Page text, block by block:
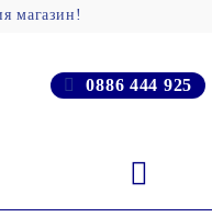
магазин!
0886 444 925